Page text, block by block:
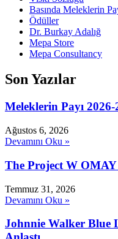
Basında Meleklerin
Ödüller
Dr. Burkay Adalığ
Mepa Store
Mepa Consultancy
Son Yazılar
Meleklerin Payı
Ağustos 6, 2026
Devamını Oku »
The Project W
Temmuz 31, 2026
Devamını Oku »
Johnnie Walker Blue